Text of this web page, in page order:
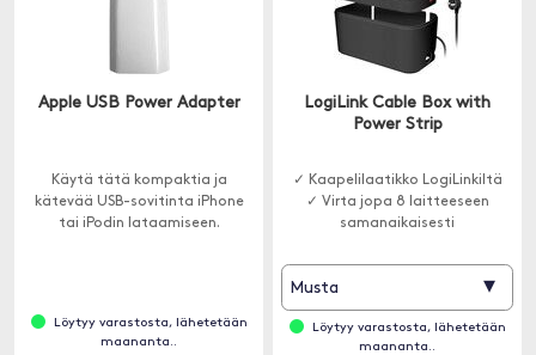
Apple USB Power Adapter
Käytä tätä kompaktia ja
kätevää USB-sovitinta iPhone
tai iPodin lataamiseen.
Löytyy varastosta, lähetetään
maananta..
LogiLink Cable Box with
Power Strip
✓ Kaapelilaatikko LogiLinkiltä
✓ Virta jopa 8 laitteeseen
samanaikaisesti
Musta ▾
Löytyy varastosta, lähetetään
maananta..